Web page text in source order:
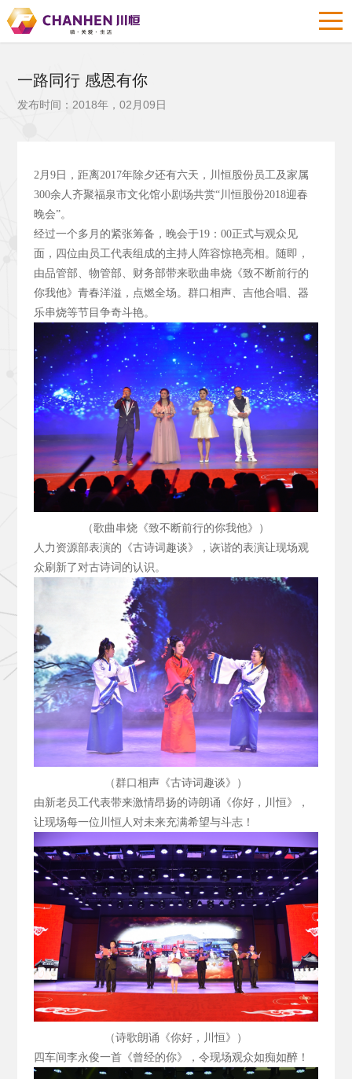
一路同行 感恩有你
发布时间：2018年，02月09日
2月9日，距离2017年除夕还有六天，川恒股份员工及家属
300余人齐聚福泉市文化馆小剧场共赏“川恒股份2018迎春
晚会”。
经过一个多月的紧张筹备，晚会于19：00正式与观众见
面，四位由员工代表组成的主持人阵容惊艳亮相。随即，
由品管部、物管部、财务部带来歌曲串烧《致不断前行的
你我他》青春洋溢，点燃全场。群口相声、吉他合唱、器
乐串烧等节目争奇斗艳。
（歌曲串烧《致不断前行的你我他》）
人力资源部表演的《古诗词趣谈》，诙谐的表演让现场观
众刷新了对古诗词的认识。
（群口相声《古诗词趣谈》）
由新老员工代表带来激情昂扬的诗朗诵《你好，川恒》，
让现场每一位川恒人对未来充满希望与斗志！
（诗歌朗诵《你好，川恒》）
四车间李永俊一首《曾经的你》，令现场观众如痴如醉！